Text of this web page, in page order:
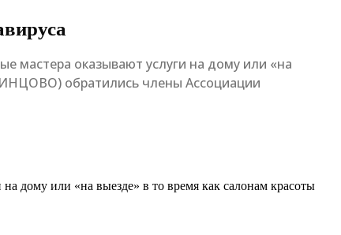
мастера оказывают услуги на дому или «на
обратились члены Ассоциации
дому или «на выезде» в то время как салонам красоты